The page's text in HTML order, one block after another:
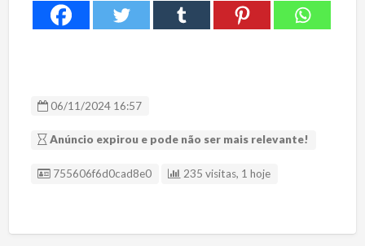
06/11/2024 16:57
Anúncio expirou e pode não ser mais relevante!
ID Anúncio
755606f6d0cad8e0 235 visitas, 1 hoje